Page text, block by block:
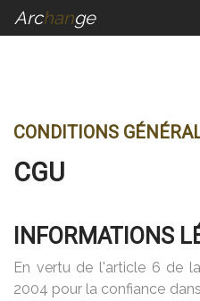
ArcHanGe
CONDITIONS
CGU
INFORMATIONS
En vertu de l'article 6 de
2004 pour la confiance